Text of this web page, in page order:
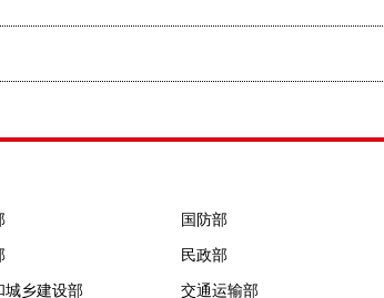
国防部
民政部
城乡建设部 交通运输部